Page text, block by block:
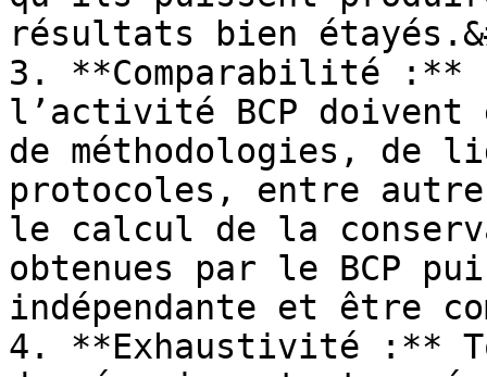
résultats bien
3. **Comparabilité :**
l’activité BCP doivent
de méthodologies, de
protocoles, entre
le calcul de la
obtenues par le BCP
indépendante et être
4. **Exhaustivité :**